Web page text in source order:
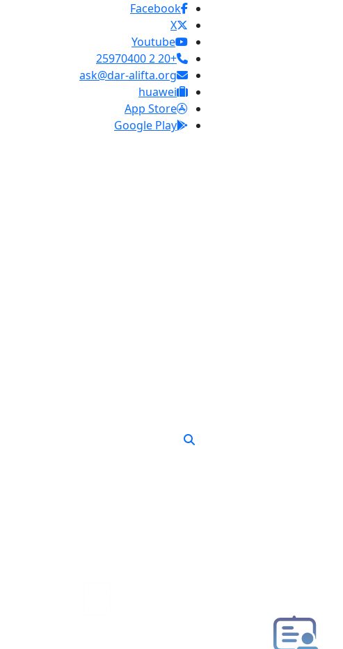
Facebook
X
Youtube
+20 2 25970400
ask@dar-alifta.org
huawei
App Store
Google Play